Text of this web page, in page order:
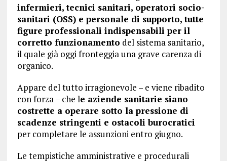
infermieri, tecnici sanitari, operatori socio-
sanitari (OSS) e personale di supporto, tutte
figure professionali indispensabili per il
corretto funzionamento del sistema sanitario,
il quale già oggi fronteggia una grave carenza di
organico.
Appare del tutto irragionevole – e viene ribadito
con forza – che le aziende sanitarie siano
costrette a operare sotto la pressione di
scadenze stringenti e ostacoli burocratici
per completare le assunzioni entro giugno.
Le tempistiche amministrative e procedurali